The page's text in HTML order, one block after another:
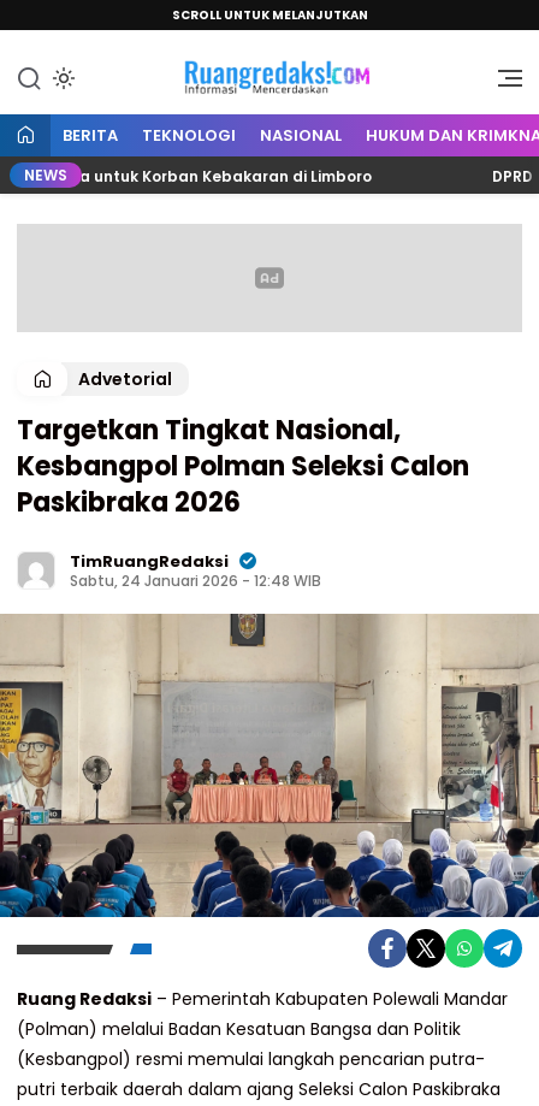
SCROLL UNTUK MELANJUTKAN
Ruang Redaksi
Informasi Mencerdaskan
BERITA TEKNOLOGI NASIONAL HUKUM DAN
NEWS
Juta untuk Korban Kebakaran di Limboro DPRD
Advetorial
Targetkan Tingkat Nasional,
Kesbangpol Polman Seleksi Calon
Paskibraka 2026
TimRuangRedaksi
Sabtu, 24 Januari 2026 - 12:48 WIB
Ruang Redaksi – Pemerintah Kabupaten Polewali Mandar
(Polman) melalui Badan Kesatuan Bangsa dan Politik
(Kesbangpol) resmi memulai langkah pencarian putra-
putri terbaik daerah dalam ajang Seleksi Calon Paskibraka